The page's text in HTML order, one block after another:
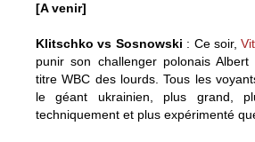
[A venir]
Klitschko vs Sosnowski : Ce soir,
punir son challenger polonais
titre WBC des lourds. Tous les
le géant ukrainien, plus grand,
techniquement et plus expérimenté